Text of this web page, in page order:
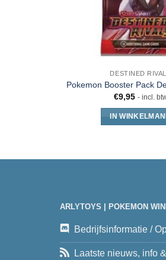
DESTINED
Pokemon Booster Pack
€9,95 - incl.
IN
ARLYTOYS | POKEMON
Bedrijfsinformatie /
Laatste nieuws, info